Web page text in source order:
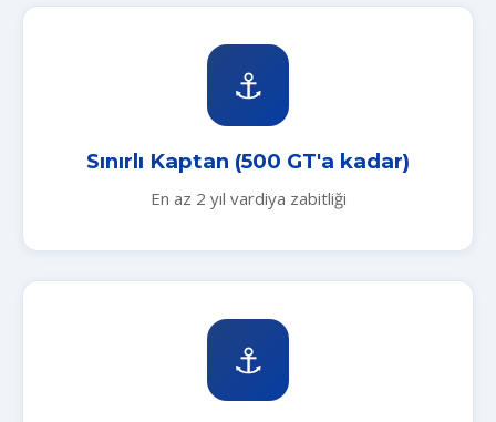
⚓
Sınırlı Kaptan (500 GT'a kadar)
En az 2 yıl vardiya zabitliği
⚓